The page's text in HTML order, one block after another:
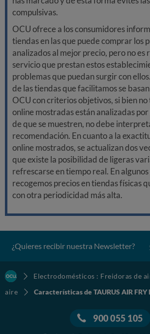
compulsivas.
OCU ofrece a los consumidores
tiendas en las que puede comprar los
analizados al mejor precio, pero no es
servicio que prestan estos
problemas que puedan surgir con
de las tiendas que facilitamos se
OCU con criterios objetivos, si bien
online mostradas están analizadas por
de que se muestren, no debe
recomendación. En cuanto a la
online mostrados, se actualizan dos
que existe la posibilidad de ligeras
refrescarse en tiempo real. En
recogemos precios en tiendas físicas
con otra periodicidad más alta.
¿Quieres recibir nuestra Newsletter?
Electrodomésticos : Freidoras de
aire
Características de TAURUS AIR FRY
900 055 105